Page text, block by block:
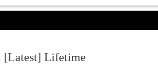
[Latest] Lifetime